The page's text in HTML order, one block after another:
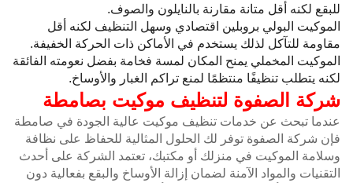
للبقع لكنه أقل متانة مقارنة بالنايلون والصوف.
الموكيت البولي بروبلين اقتصادي وسهل التنظيف لكنه أقل
مقاومة للتآكل لذلك يستخدم في الأماكن ذات الحركة الخفيفة.
الموكيت المخملي يمنح المكان لمسة فخامة بفضل نعومته الفائقة
لكنه يتطلب تنظيفًا منتظمًا لمنع تراكم الغبار والأوساخ.
شركة الصفوة لتنظيف موكيت بصامطة
عندما تبحث عن خدمات تنظيف موكيت عالية الجودة في صامطة
فإن شركة الصفوة توفر لك الحلول المثالية للحفاظ على نظافة
وسلامة الموكيت في منزلك أو مكتبك، تعتمد الشركة على أحدث
التقنيات والمواد الآمنة لضمان إزالة الأوساخ والبقع بفعالية دون